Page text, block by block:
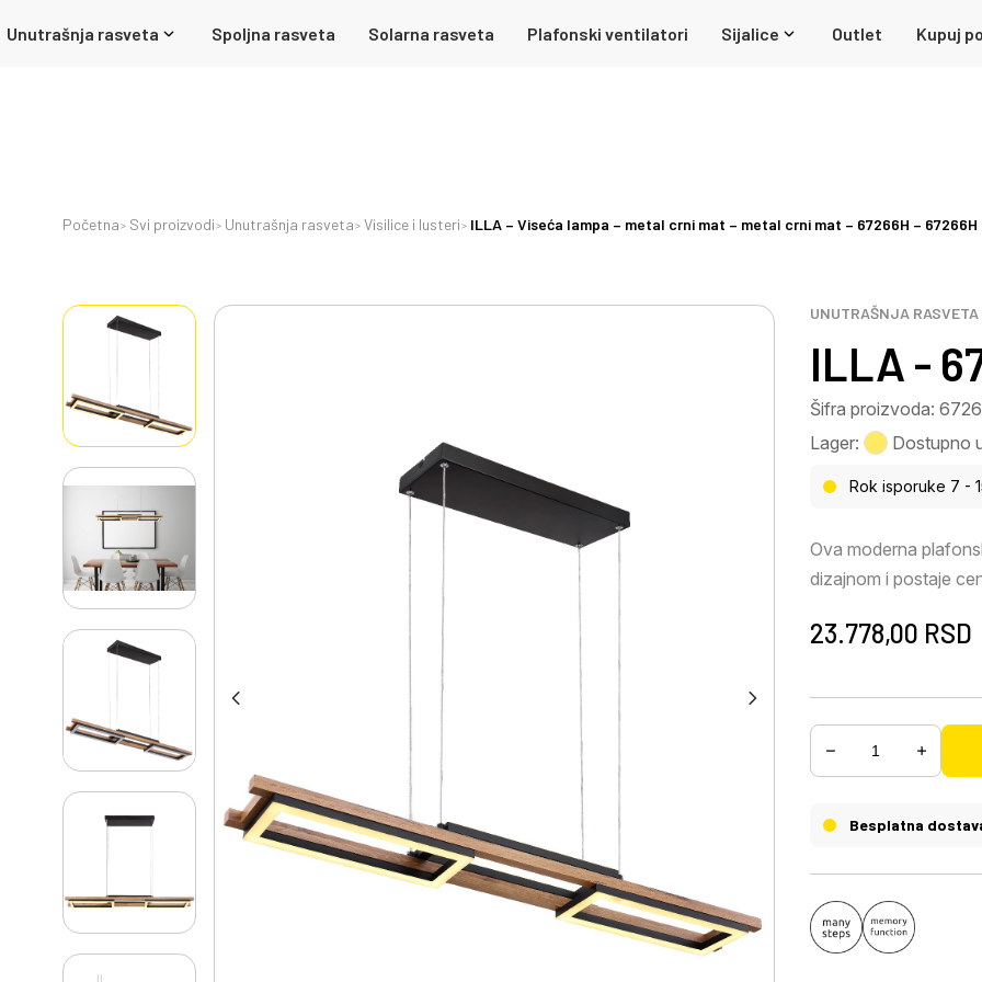
Unutrašnja rasveta Spoljna rasveta Solarna rasveta Plafonski ventilatori Sijalice Outlet Kupuj
Početna Svi proizvodi Unutrašnja rasveta Visilice i lusteri ILLA – Viseća lampa – metal crni mat – metal crni mat – 67266H – 67266H
UNUTRAŠNJA RASVETA
ILLA -
Šifra proizvoda:
Lager:
Dostupno
Rok isporuke 7 -
Ova moderna
dizajnom i postaje
dužine 1 m u izgledu
svetlo od 3000
23.778,00 RSD
Besplatna